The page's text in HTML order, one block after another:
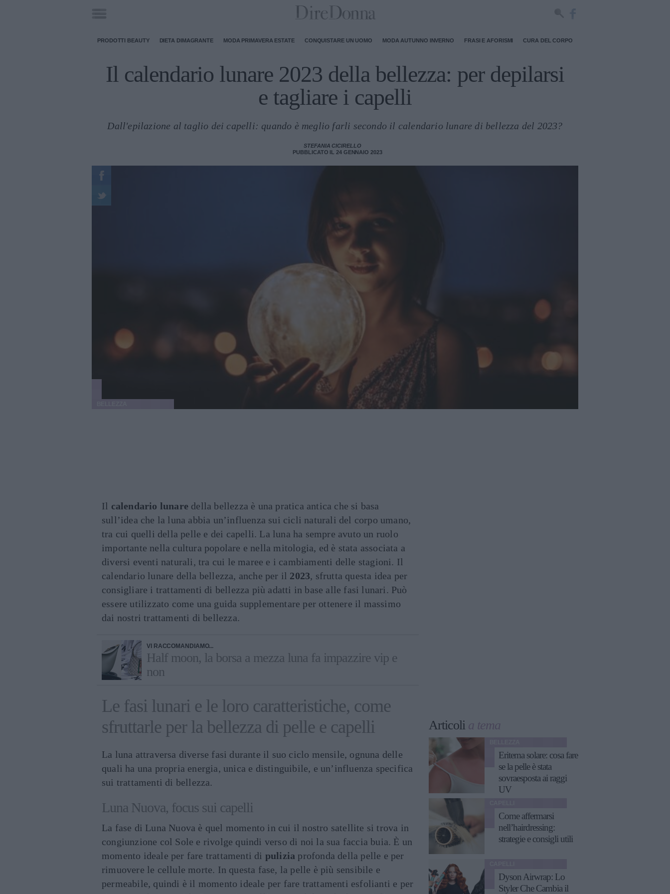
PRODOTTI BEAUTY DIETA DIMAGRANTE MODA PRIMAVERA ESTATE CONQUISTARE UN UOMO MODA AUTUNNO INVERNO FRASI E AFORISMI CURA DEL CORPO
Il calendario lunare 2023 della bellezza: per depilarsi
e tagliare i capelli
Dall'epilazione al taglio dei capelli: quando è meglio farli secondo il calendario lunare di bellezza del 2023?
STEFANIA CICIRELLO
PUBBLICATO IL 24 GENNAIO 2023
Il calendario lunare della bellezza è una pratica antica che si basa
sull’idea che la luna abbia un’influenza sui cicli naturali del corpo umano,
tra cui quelli della pelle e dei capelli. La luna ha sempre avuto un ruolo
importante nella cultura popolare e nella mitologia, ed è stata associata a
diversi eventi naturali, tra cui le maree e i cambiamenti delle stagioni. Il
calendario lunare della bellezza, anche per il 2023, sfrutta questa idea per
consigliare i trattamenti di bellezza più adatti in base alle fasi lunari. Può
essere utilizzato come una guida supplementare per ottenere il massimo
dai nostri trattamenti di bellezza.
VI RACCOMANDIAMO...
Half moon, la borsa a mezza luna fa impazzire vip e
non
Le fasi lunari e le loro caratteristiche, come
sfruttarle per la bellezza di pelle e capelli
La luna attraversa diverse fasi durante il suo ciclo mensile, ognuna delle
quali ha una propria energia, unica e distinguibile, e un’influenza specifica
sui trattamenti di bellezza.
Luna Nuova, focus sui capelli
La fase di Luna Nuova è quel momento in cui il nostro satellite si trova in
congiunzione col Sole e rivolge quindi verso di noi la sua faccia buia. È un
momento ideale per fare trattamenti di pulizia profonda della pelle e per
rimuovere le cellule morte. In questa fase, la pelle è più sensibile e
permeabile, quindi è il momento ideale per fare trattamenti esfolianti e per
Articoli a tema
Eritema solare: cosa fare
se la pelle è stata
sovraesposta ai raggi
UV
Come affermarsi
nell’hairdressing:
strategie e consigli utili
Dyson Airwrap: Lo
Styler Che Cambia il